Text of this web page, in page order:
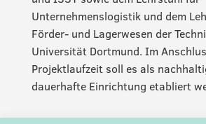
Unternehmenslogistik und dem
Förder- und Lagerwesen der
Universität Dortmund. Im
Projektlaufzeit soll es als
dauerhafte Einrichtung etabliert